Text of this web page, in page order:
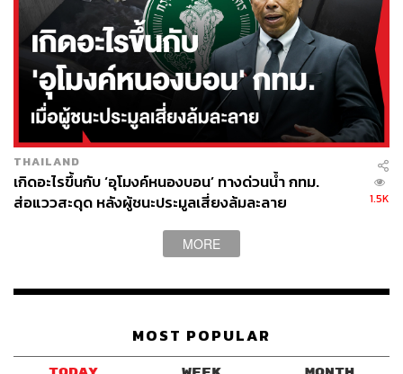
THAILAND
เกิดอะไรขึ้นกับ ‘อุโมงค์หนองบอน’ ทางด่วนน้ำ กทม.
ส่อแววสะดุด หลังผู้ชนะประมูลเสี่ยงล้มละลาย
1.5K
MORE
MOST POPULAR